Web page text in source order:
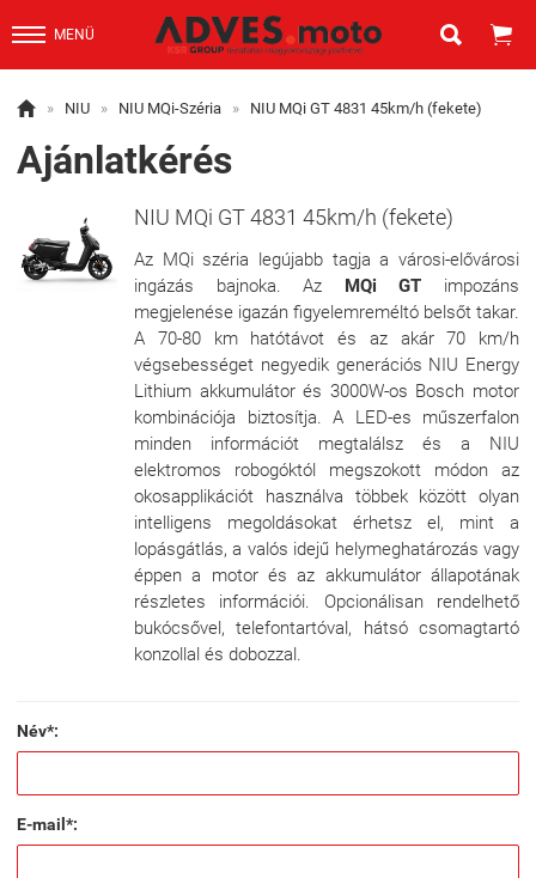
MENÜ  
 » NIU » NIU MQi-Széria » NIU MQi GT 4831 45km/h (fekete)
Ajánlatkérés
NIU MQi GT 4831 45km/h (fekete)
Az MQi széria legújabb tagja a városi-elővárosi
ingázás bajnoka. Az MQi GT impozáns
megjelenése igazán figyelemreméltó belsőt takar.
A 70-80 km hatótávot és az akár 70 km/h
végsebességet negyedik generációs NIU Energy
Lithium akkumulátor és 3000W-os Bosch motor
kombinációja biztosítja. A LED-es műszerfalon
minden információt megtalálsz és a NIU
elektromos robogóktól megszokott módon az
okosapplikációt használva többek között olyan
intelligens megoldásokat érhetsz el, mint a
lopásgátlás, a valós idejű helymeghatározás vagy
éppen a motor és az akkumulátor állapotának
részletes információi. Opcionálisan rendelhető
bukócsővel, telefontartóval, hátsó csomagtartó
konzollal és dobozzal.
Név*:
E-mail*: